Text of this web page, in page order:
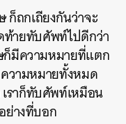
ก็ถกเถียงกันว่าจะ
ท้ายทับศัพท์ไปดีกว่า
ก็มีความหมายที่แตก
วามหมายทั้งหมด
ราก็ทับศัพท์เหมือน
ย่างที่บอก